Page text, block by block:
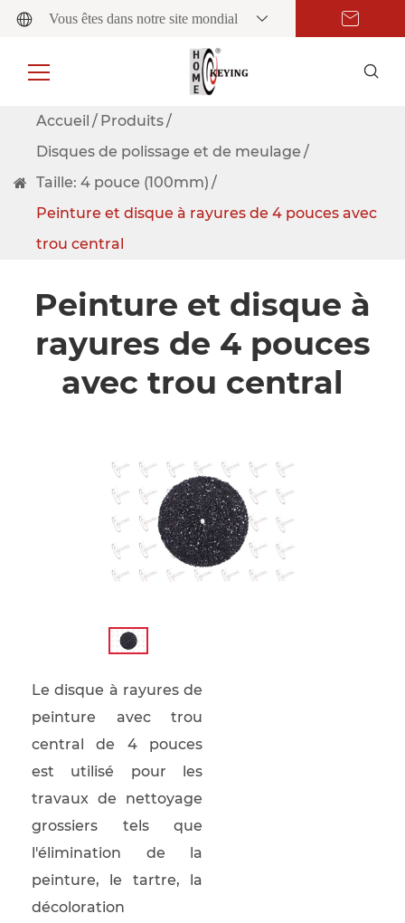
Vous êtes dans notre site mondial
Accueil
Produits
Disques de polissage et de meulage
Taille: 4 pouce (100mm)
Peinture et disque à rayures de 4 pouces avec
trou central
Peinture et disque à
rayures de 4 pouces
avec trou central
Le disque à rayures de
peinture avec trou
central de 4 pouces
est utilisé pour les
travaux de nettoyage
grossiers tels que
l'élimination de la
peinture, le tartre, la
décoloration